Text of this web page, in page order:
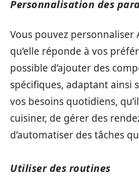
Personnalisation des
Vous pouvez personnaliser
qu’elle réponde à vos
possible d’ajouter des
spécifiques, adaptant ainsi
vos besoins quotidiens, qu’il
cuisiner, de gérer des
d’automatiser des tâches
Utiliser des routines